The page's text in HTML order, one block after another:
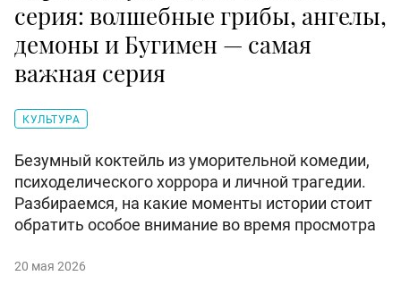
серия: волшебные грибы, ангелы,
демоны и Бугимен — самая
важная серия
КУЛЬТУРА
Безумный коктейль из уморительной комедии,
психоделического хоррора и личной трагедии.
Разбираемся, на какие моменты истории стоит
обратить особое внимание во время просмотра
20 мая 2026